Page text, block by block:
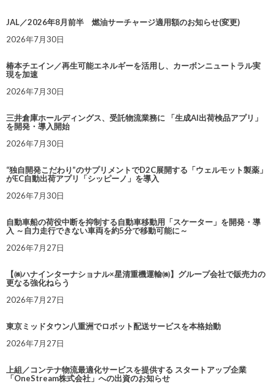
JAL／2026年8月前半 燃油サーチャージ適用額のお知らせ(変更)
2026年7月30日
椿本チエイン／再生可能エネルギーを活用し、カーボンニュートラル実
現を加速
2026年7月30日
三井倉庫ホールディングス、受託物流業務に 「生成AI出荷検品アプリ」
を開発・導入開始
2026年7月30日
“独自開発こだわり”のサプリメントでD2C展開する「ウェルモット製薬」
がEC自動出荷アプリ「シッピーノ」を導入
2026年7月30日
自動車船の荷役中断を抑制する自動車移動用「スケーター」を開発・導
入 ～自力走行できない車両を約5分で移動可能に～
2026年7月27日
【㈱ハナインターナショナル×星清重機運輸㈱】グループ会社で販売力の
更なる強化ねらう
2026年7月27日
東京ミッドタウン八重洲でロボット配送サービスを本格始動
2026年7月27日
上組／コンテナ物流最適化サービスを提供する スタートアップ企業
「OneStream株式会社」への出資のお知らせ